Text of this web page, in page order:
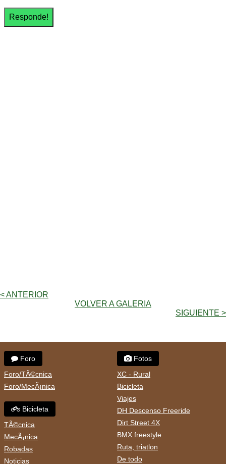
< ANTERIOR
VOLVER A GALERIA
SIGUIENTE >
Foro
Foro/TÃ©cnica
Foro/MecÃ¡nica
Bicicleta
TÃ©cnica
MecÃ¡nica
Robadas
Noticias
Fotos
XC - Rural
Bicicleta
Viajes
DH Descenso Freeride
Dirt Street 4X
BMX freestyle
Ruta, triatlon
De todo